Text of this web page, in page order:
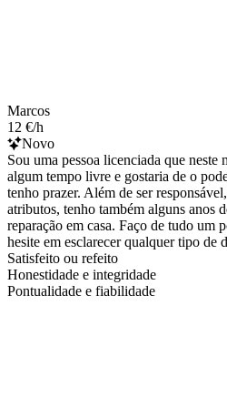
Marcos
12 €/h
Novo
Sou uma pessoa licenciada que neste
algum tempo livre e gostaria de o
tenho prazer. Além de ser
atributos, tenho também alguns anos
reparação em casa. Faço de tudo um
hesite em esclarecer qualquer tipo de
Satisfeito ou refeito
Honestidade e integridade
Pontualidade e fiabilidade